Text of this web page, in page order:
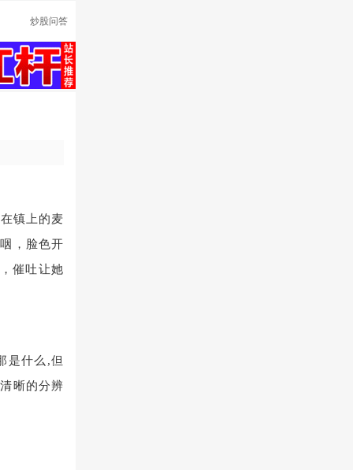
炒股问答
镇上的麦
，脸色开
催吐让她
是什么,但
晰的分辨